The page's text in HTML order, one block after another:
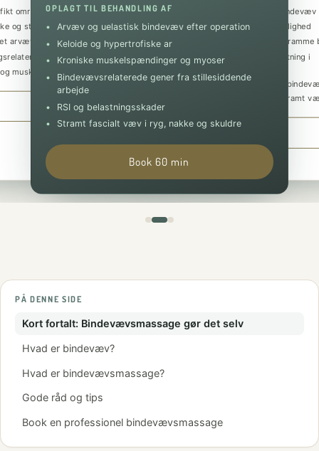
område med stramt bindevæv
og stramme halsmuskler
arvævsbehandling
gener (forward head posture)
muskelknuder
Book 30 min
OPLAGT TIL BEHANDLING AF
Arvæv og uelastisk bindevæv efter operation
Keloide og hypertrofiske ar
Kroniske muskelspændinger og myoser
Bindevævsrelaterede gener fra stillesiddende
arbejde
RSI og belastningsskader
Stramt fascialt væv i ryg, nakke og skuldre
Book 60 min
Helhedsbehandling af stramt bindevæv
Kontrakturer og nedsat bevægelighed
IT-bånds syndrom og fascialt stramme
Shin splints og bindevævsbelastning i
underbenene
Svajryg og holdningsrelaterede
Dyb mobilisering af fascia og stramt
PÅ DENNE SIDE
Kort fortalt: Bindevævsmassage gør det selv
Hvad er bindevæv?
Hvad er bindevævsmassage?
Gode råd og tips
Book en professionel bindevævsmassage